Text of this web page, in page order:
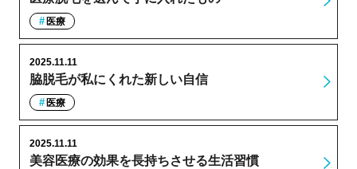
医療
脇脱毛が私にくれた新しい自信
2025.11.11
医療
美容医療の効果を長持ちさせる生活習慣
2025.11.11